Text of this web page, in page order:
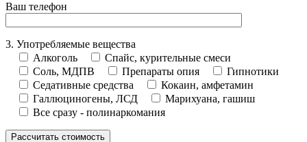
Ваш телефон
3. Употребляемые вещества
Алкоголь
Спайс, курительные смеси
Соль, МДПВ
Препараты опия
Гипнотики
Седативные средства
Кокаин, амфетамин
Галлюциногены, ЛСД
Марихуана, гашиш
Все сразу - полинаркомания